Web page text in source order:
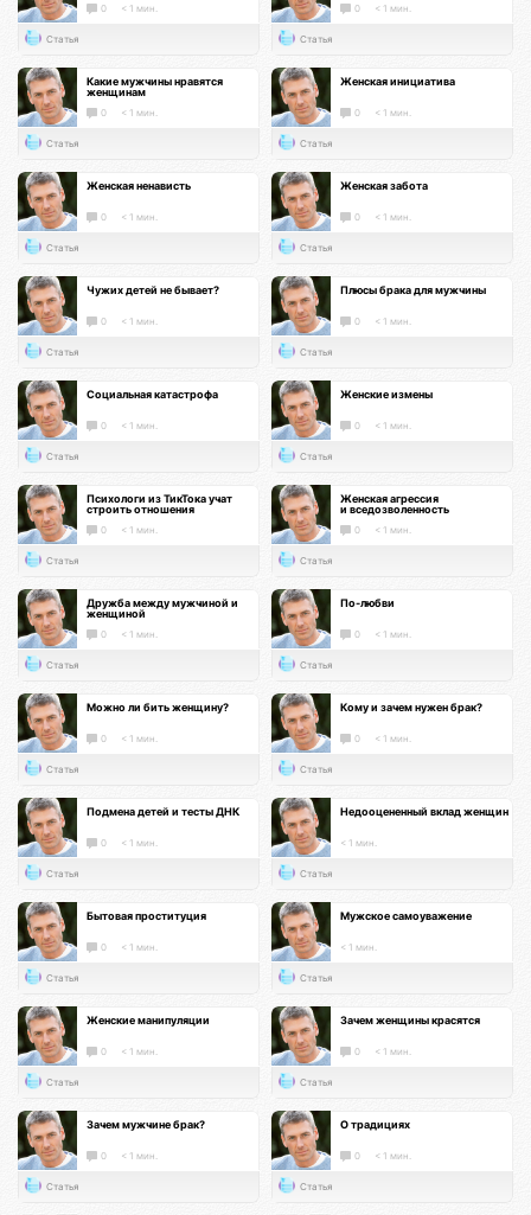
0 < 1 мин.
Статья
0 < 1 мин.
Статья
Какие мужчины нравятся
женщинам
0 < 1 мин.
Статья
Женская инициатива
0 < 1 мин.
Статья
Женская ненависть
0 < 1 мин.
Статья
Женская забота
0 < 1 мин.
Статья
Чужих детей не бывает?
0 < 1 мин.
Статья
Плюсы брака для мужчины
0 < 1 мин.
Статья
Социальная катастрофа
0 < 1 мин.
Статья
Женские измены
0 < 1 мин.
Статья
Психологи из ТикТока учат
строить отношения
0 < 1 мин.
Статья
Женская агрессия
и вседозволенность
0 < 1 мин.
Статья
Дружба между мужчиной и
женщиной
0 < 1 мин.
Статья
По-любви
0 < 1 мин.
Статья
Можно ли бить женщину?
0 < 1 мин.
Статья
Кому и зачем нужен брак?
0 < 1 мин.
Статья
Подмена детей и тесты ДНК
0 < 1 мин.
Статья
Недооцененный вклад женщин
< 1 мин.
Статья
Бытовая проституция
0 < 1 мин.
Статья
Мужское самоуважение
< 1 мин.
Статья
Женские манипуляции
0 < 1 мин.
Статья
Зачем женщины красятся
0 < 1 мин.
Статья
Зачем мужчине брак?
0 < 1 мин.
Статья
О традициях
0 < 1 мин.
Статья